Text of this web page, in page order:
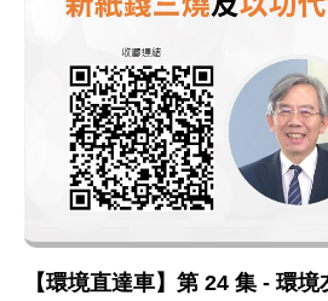
【環境直達車】第 24 集 - 環